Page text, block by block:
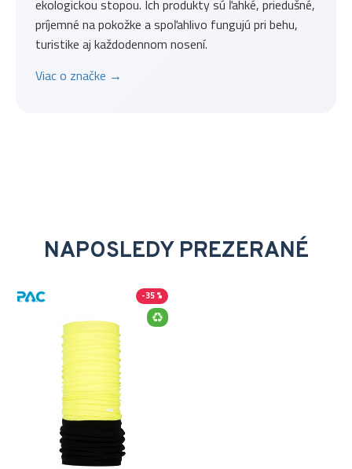
ekologickou stopou. Ich produkty sú ľahké, priedušné,
príjemné na pokožke a spoľahlivo fungujú pri behu,
turistike aj každodennom nosení.
Viac o značke →
NAPOSLEDY PREZERANÉ
-35 %